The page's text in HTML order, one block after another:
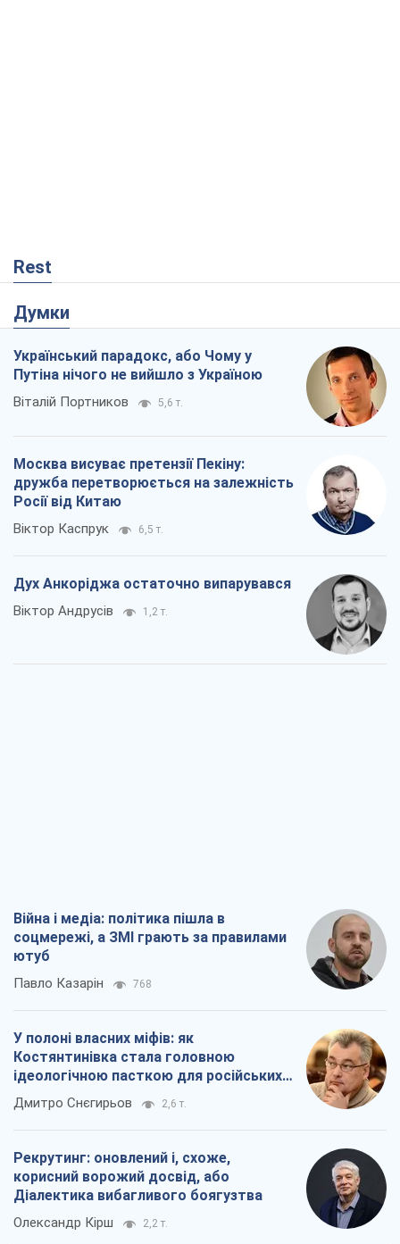
Rest
Думки
Український парадокс, або Чому у
Путіна нічого не вийшло з Україною
Віталій Портников 5,6 т.
Москва висуває претензії Пекіну:
дружба перетворюється на залежність
Росії від Китаю
Віктор Каспрук 6,5 т.
Дух Анкоріджа остаточно випарувався
Віктор Андрусів 1,2 т.
Війна і медіа: політика пішла в
соцмережі, а ЗМІ грають за правилами
ютуб
Павло Казарін 768
У полоні власних міфів: як
Костянтинівка стала головною
ідеологічною пасткою для російських
окупантів
Дмитро Снєгирьов 2,6 т.
Рекрутинг: оновлений і, схоже,
корисний ворожий досвід, або
Діалектика вибагливого боягузтва
Олександр Кірш 2,2 т.